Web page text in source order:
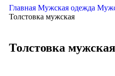
Главная Мужская одежда
Толстовка мужская
Толстовка мужская